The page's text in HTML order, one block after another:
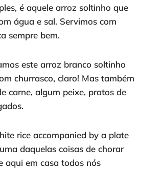
é aquele arroz soltinho que
água e sal. Servimos com
sempre bem.
este arroz branco soltinho
churrasco, claro! Mas também
carne, algum peixe, pratos de
rice accompanied by a plate
daquelas coisas de chorar
aqui em casa todos nós